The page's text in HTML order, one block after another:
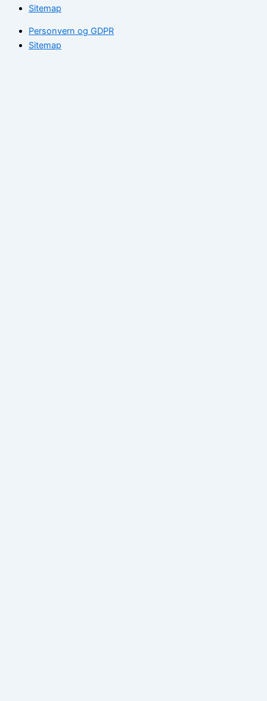
Sitemap
Personvern og GDPR
Sitemap